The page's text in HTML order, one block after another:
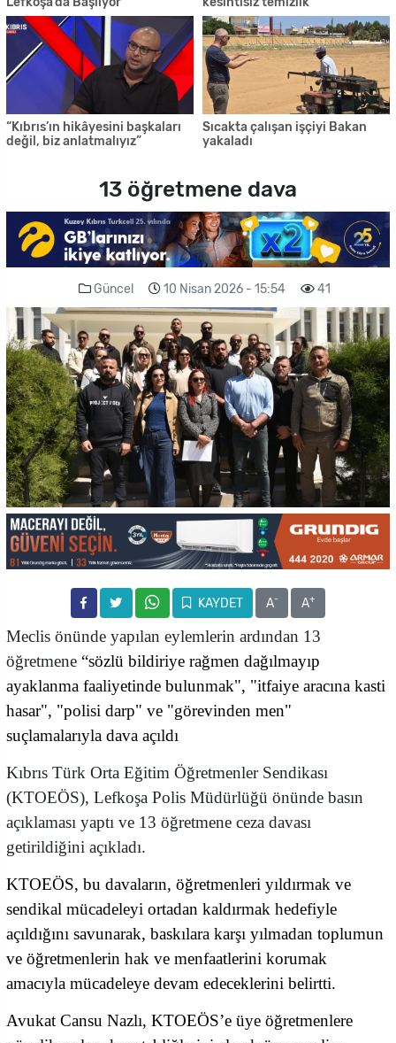
“Kıbrıs’ın hikâyesini başkaları
değil, biz anlatmalıyız”
Sıcakta çalışan işçiyi Bakan
yakaladı
13 öğretmene dava
Güncel 10 Nisan 2026 - 15:54 41
KAYDET A- A+
Meclis önünde yapılan eylemlerin ardından 13
öğretmene “sözlü bildiriye rağmen dağılmayıp
ayaklanma faaliyetinde bulunmak", "itfaiye aracına kasti
hasar", "polisi darp" ve "görevinden men"
suçlamalarıyla dava açıldı
Kıbrıs Türk Orta Eğitim Öğretmenler Sendikası
(KTOEÖS), Lefkoşa Polis Müdürlüğü önünde basın
açıklaması yaptı ve 13 öğretmene ceza davası
getirildiğini açıkladı.
KTOEÖS, bu davaların, öğretmenleri yıldırmak ve
sendikal mücadeleyi ortadan kaldırmak hedefiyle
açıldığını savunarak, baskılara karşı yılmadan toplumun
ve öğretmenlerin hak ve menfaatlerini korumak
amacıyla mücadeleye devam edeceklerini belirtti.
Avukat Cansu Nazlı, KTOEÖS’e üye öğretmenlere